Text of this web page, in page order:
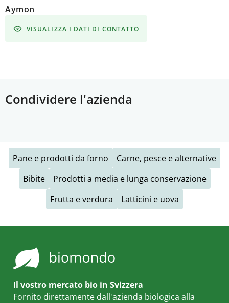
Aymon
VISUALIZZA I DATI DI CONTATTO
Condividere l'azienda
Pane e prodotti da forno
Carne, pesce e alternative
Bibite
Prodotti a media e lunga conservazione
Frutta e verdura
Latticini e uova
Il vostro mercato bio in Svizzera
Fornito direttamente dall'azienda biologica alla